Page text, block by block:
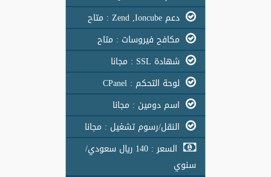
دعم Zend ,Ioncube : متاح
مكافح فيروسات : متاح
شهادة SSL : مجانا
لوحة التحكم : CPanel
اسم دومين : مجانا
النقل/رسوم تشغيل : مجانا
السعر : 140 ريال سعودي/
سنوي